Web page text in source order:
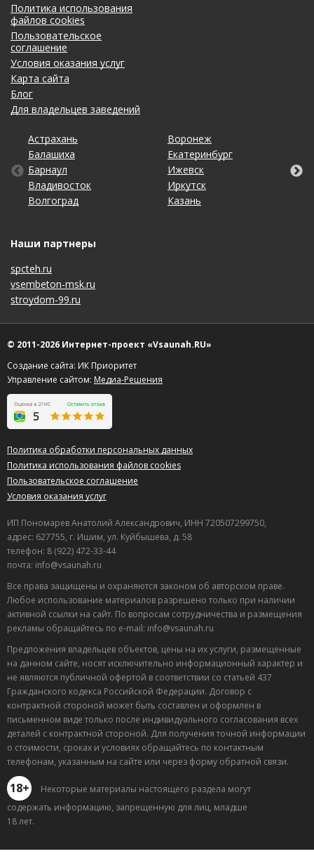
Политика использования
файлов cookies
Пользовательское
соглашение
Условия оказания услуг
Карта сайта
Блог
Для владельцев заведений
Астрахань
Балашиха
Барнаул
Владивосток
Волгоград
Воронеж
Екатеринбург
Ижевск
Иркутск
Казань
Калининград
Кемерово
Киров
Краснодар
Красноярск
Липецк
Махачкала
Набережные Челны
Нижний Новгород
Новосибирск
Омск
Оренбург
Пенза
Пермь
Ростов-на-Дону
Рязань
Самара
Санкт-Петербург
Саратов
Ставрополь
Тольятти
Томск
Тула
Тюмень
Ульяновск
Уфа
Хабаровск
Чебоксары
Челябинск
Ярославль
Наши партнеры
spcteh.ru
vsembeton-msk.ru
stroydom-99.ru
© 2011-2026 Интернет-проект «Vsaunah.RU»
Создание сайта: ИК Приоритет
Управление сайтом: Медиа-Решения
Политика обработки персональных данных
Политика использования файлов cookies
Пользовательское соглашение
Условия оказания услуг
ИП Пономарев Анатолий Александрович, ИНН 720507299750,
адрес: 627755, г. Ишим, ул. Куйбышева, д. 58
телефон: 8 (922) 472-33-44
почта: info@vsaunah.ru
Все права защищены и охраняются законом об авторском праве.
Любое использование материалов разрешено только при наличии
активной ссылки на сайт. По вопросам сотрудничества и размещения
рекламы обращайтесь по e-mail: info@vsaunah.ru
Предложения владельцев объектов, цены на их услуги, размещенные
на данном сайте, носят исключительно информационный характер и
не являются публичной офертой в соответствии со статьей 437
Гражданского кодекса Российской Федерации. Договор с
контрактной стороной может быть составлен и оформлен в
письменном виде только после индивидуального согласования всех
деталей с контрактной стороной. Для получения точной информации
о стоимости, сроках и условиях обращайтесь по контактным
телефонам, указанным на сайте или через форму обратной связи.
18+
Некоторые материалы настоящего раздела могут
содержать информацию, запрещенную для лиц, младше
18 лет.